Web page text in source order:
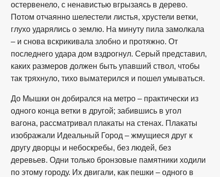
остервенело, с ненавистью вгрызаясь в дерево.
Потом отчаянно шелестели листья, хрустели ветки,
глухо ударялись о землю. На минуту пила замолкала
– и снова вскрикивала злобно и протяжно. От
последнего удара дом вздрогнул. Серый представил,
каких размеров должен быть упавший ствол, чтобы
так тряхнуло, тихо выматерился и пошел умываться.
До Мышки он добирался на метро – практически из
одного конца ветки в другой; забившись в угол
вагона, рассматривал плакаты на стенах. Плакаты
изображали Идеальный Город – жмущиеся друг к
другу дворцы и небоскребы, без людей, без
деревьев. Одни только бронзовые памятники ходили
по этому городу. Их двигали, как пешки – одного в